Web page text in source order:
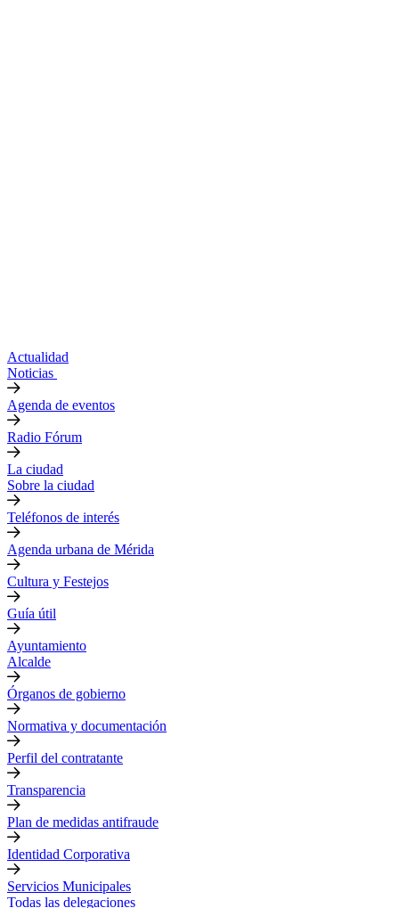
Actualidad
Noticias
Agenda de eventos
Radio Fórum
La ciudad
Sobre la ciudad
Teléfonos de interés
Agenda urbana de Mérida
Cultura y Festejos
Guía útil
Ayuntamiento
Alcalde
Órganos de gobierno
Normativa y documentación
Perfil del contratante
Transparencia
Plan de medidas antifraude
Identidad Corporativa
Servicios Municipales
Todas las delegaciones